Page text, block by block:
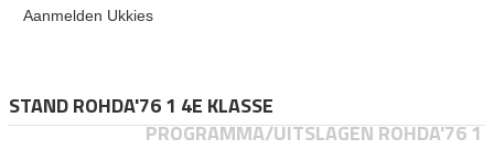
Aanmelden Ukkies
STAND ROHDA'76 1 4E KLASSE
PROGRAMMA/UITSLAGEN ROHDA'76 1